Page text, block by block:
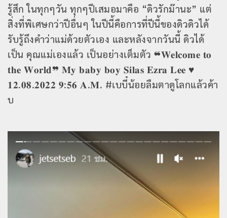
รู้สึก ในทุกๆวัน ทุกๆปีเสมอมาคือ “ดิวรักม๊านะ” แต่
สิ่งที่พิเศษกว่าปีอื่นๆ ในปีนี้คือการที่ปีนี้ของดิวดิวได้
รับรู้ถึงคำว่าแม่ด้วยตัวเอง และหลังจากวันนี้ ดิวได้
เป็น คุณแม่เองแล้ว เป็นอย่างเต็มตัว ❝𝐖𝐞𝐥𝐜𝐨𝐦𝐞 𝐭𝐨
𝐭𝐡𝐞 𝐖𝐨𝐫𝐥𝐝❞ 𝐌𝐲 𝐛𝐚𝐛𝐲 𝐛𝐨𝐲 𝐒𝐢𝐥𝐚𝐬 𝐄𝐳𝐫𝐚 𝐋𝐞𝐞 ♥︎
𝟏𝟐.𝟎𝟖.𝟐𝟎𝟐𝟐 𝟗:𝟓𝟔 𝐀.𝐌. #เบบี๋น้อยลืมตาดูโลกแล้วค้า
บ